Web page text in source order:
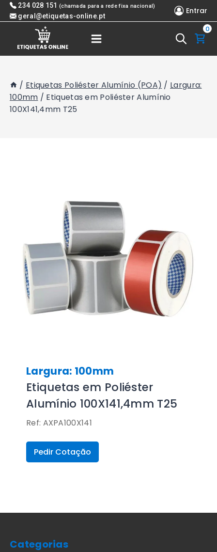
Skip 234 028 151 (chamada para a rede fixa nacional)
geral@etiquetas-online.pt
Entrar
0
/ Etiquetas Poliéster Alumínio (POA) / Largura:
100mm / Etiquetas em Poliéster Alumínio
100X141,4mm T25
Largura: 100mm
Etiquetas em Poliéster
Alumínio 100X141,4mm T25
Ref: AXPA100X141
Pedir Cotação
Categorias